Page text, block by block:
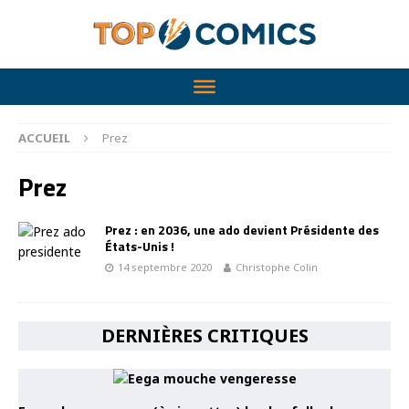
ACCUEIL Prez
Prez
Prez : en 2036, une ado devient Présidente des
États-Unis !
14 septembre 2020 Christophe Colin
DERNIÈRES CRITIQUES